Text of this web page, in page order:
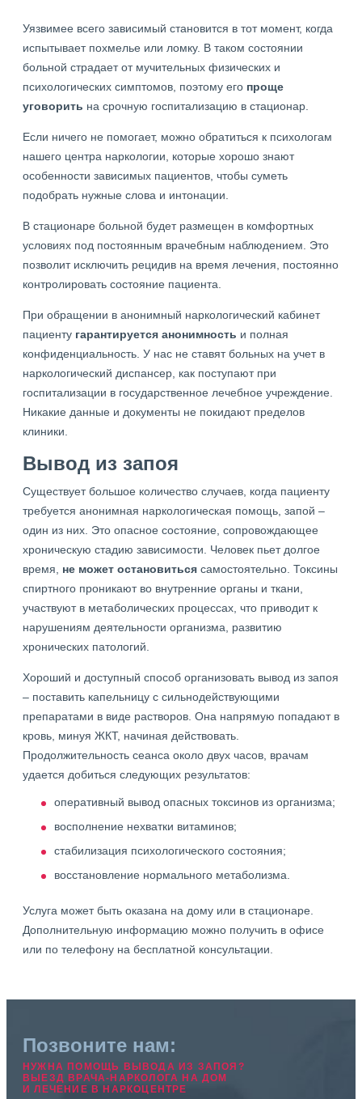
Уязвимее всего зависимый становится в тот момент, когда
испытывает похмелье или ломку. В таком состоянии
больной страдает от мучительных физических и
психологических симптомов, поэтому его проще
уговорить на срочную госпитализацию в стационар.
Если ничего не помогает, можно обратиться к психологам
нашего центра наркологии, которые хорошо знают
особенности зависимых пациентов, чтобы суметь
подобрать нужные слова и интонации.
В стационаре больной будет размещен в комфортных
условиях под постоянным врачебным наблюдением. Это
позволит исключить рецидив на время лечения, постоянно
контролировать состояние пациента.
При обращении в анонимный наркологический кабинет
пациенту гарантируется анонимность и полная
конфиденциальность. У нас не ставят больных на учет в
наркологический диспансер, как поступают при
госпитализации в государственное лечебное учреждение.
Никакие данные и документы не покидают пределов
клиники.
Вывод из запоя
Существует большое количество случаев, когда пациенту
требуется анонимная наркологическая помощь, запой –
один из них. Это опасное состояние, сопровождающее
хроническую стадию зависимости. Человек пьет долгое
время, не может остановиться самостоятельно. Токсины
спиртного проникают во внутренние органы и ткани,
участвуют в метаболических процессах, что приводит к
нарушениям деятельности организма, развитию
хронических патологий.
Хороший и доступный способ организовать вывод из запоя
– поставить капельницу с сильнодействующими
препаратами в виде растворов. Она напрямую попадают в
кровь, минуя ЖКТ, начиная действовать.
Продолжительность сеанса около двух часов, врачам
удается добиться следующих результатов:
оперативный вывод опасных токсинов из организма;
восполнение нехватки витаминов;
стабилизация психологического состояния;
восстановление нормального метаболизма.
Услуга может быть оказана на дому или в стационаре.
Дополнительную информацию можно получить в офисе
или по телефону на бесплатной консультации.
Позвоните нам:
НУЖНА ПОМОЩЬ ВЫВОДА ИЗ ЗАПОЯ?
ВЫЕЗД ВРАЧА-НАРКОЛОГА НА ДОМ
И ЛЕЧЕНИЕ В НАРКОЦЕНТРЕ